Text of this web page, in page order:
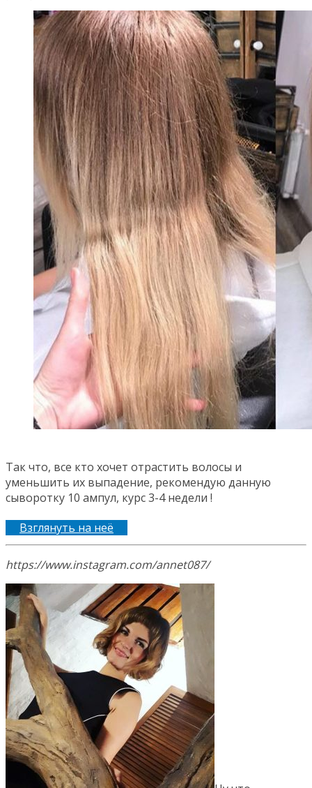
Так что, все кто хочет отрастить волосы и
уменьшить их выпадение, рекомендую данную
сыворотку 10 ампул, курс 3-4 недели !
Взглянуть на неё
https://www.instagram.com/annet087/